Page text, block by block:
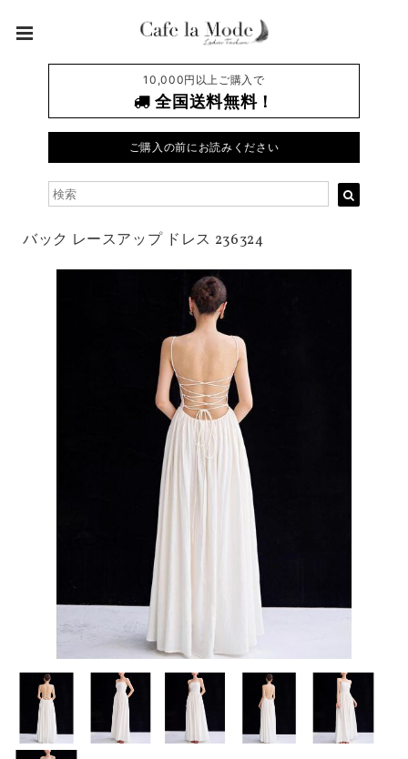
10,000円以上ご購入で
全国送料無料！
ご購入の前にお読みください
バック レースアップ ドレス 236324